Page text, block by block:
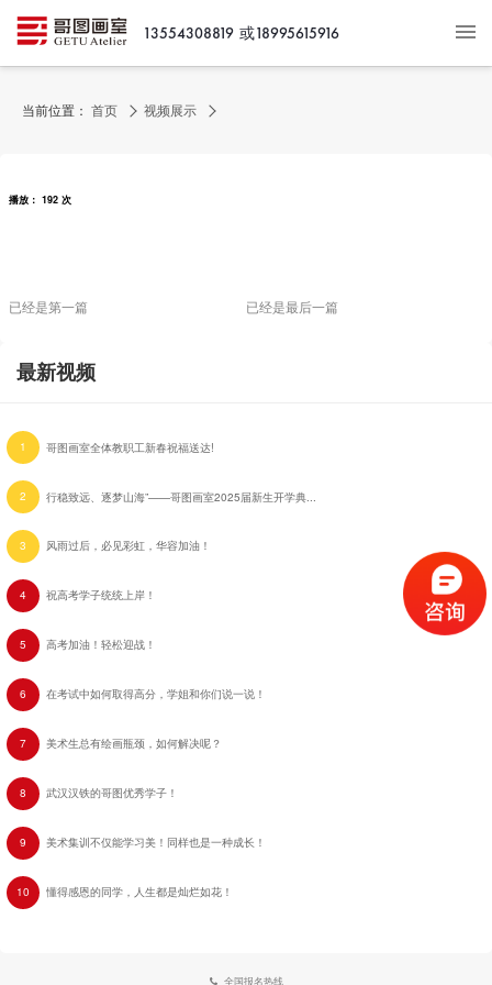
13554308819 或18995615916
当前位置： 首页 视频展示
播放： 192 次
已经是第一篇 已经是最后一篇
最新视频
1 哥图画室全体教职工新春祝福送达!
2
3 风雨过后，必见彩虹，华容加油！
4 祝高考学子统统上岸！
5 高考加油！轻松迎战！
6 在考试中如何取得高分，学姐和你们说一说！
7 美术生总有绘画瓶颈，如何解决呢？
8 武汉汉铁的哥图优秀学子！
9 美术集训不仅能学习美！同样也是一种成长！
10 懂得感恩的同学，人生都是灿烂如花！
全国报名热线